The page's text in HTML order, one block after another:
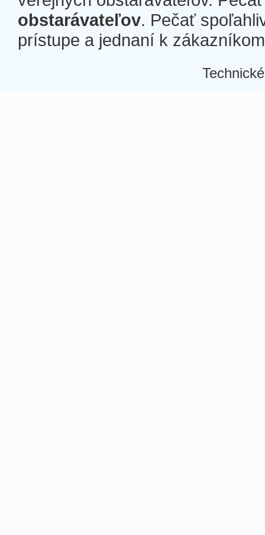
obstarávateľov. Pečať
prístupe a jednaní k